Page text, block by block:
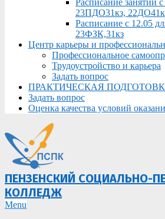
Расписание занятий
23ПДО31кз,
Расписание с 12.05
23ФЗК,31кз
Центр карьеры и
Профессиональное
Трудоустройство и карьера
Задать вопрос
ПРАКТИЧЕСКАЯ
Задать вопрос
Оценка качества условий
ПЕНЗЕНСКИЙ СОЦИАЛЬНО-
КОЛЛЕДЖ
Primary
Menu